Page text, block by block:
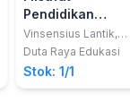
Pendidikan
Sains; Aliran
Progressivisme
Dalam
Pendidikan
Vinsensius Lantik,
M.Pd.; Prof. Dr.
Jumadi, M.Pd.
Duta Raya Edukasi
Stok: 1/1